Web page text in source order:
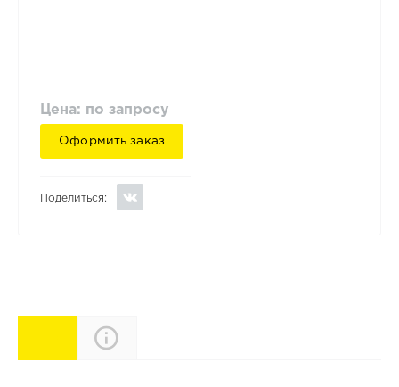
Цена: по запросу
Оформить заказ
Поделиться:
Характеристики